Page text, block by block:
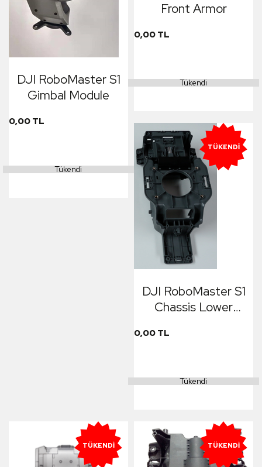
DJI RoboMaster S1
Gimbal Module
0,00 TL
Tükendi
Front Armor
0,00 TL
Tükendi
TÜKENDI
DJI RoboMaster S1
Chassis Lower
0,00 TL
Tükendi
TÜKENDI TÜKENDI